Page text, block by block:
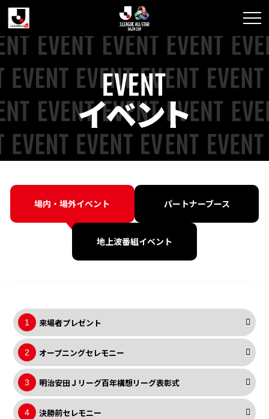
イ
ン
ト
ペ
ー
ジ
場内・場外イベント パートナーブース
地上波番組イベント
1 来場者プレゼント
2 オープニングセレモニー
3 明治安田Ｊリーグ百年構想リーグ表彰式
4 決勝前セレモニー